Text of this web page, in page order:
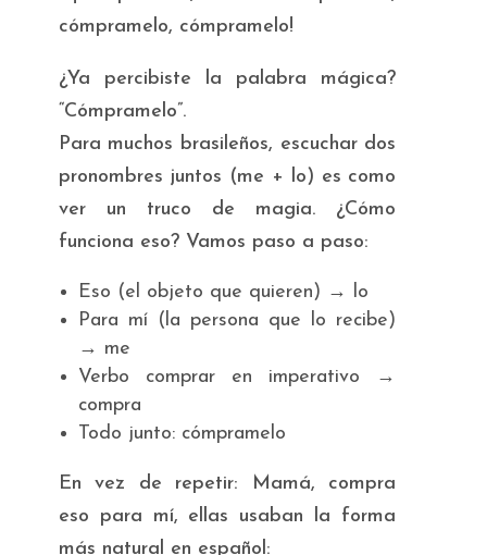
cómpramelo, cómpramelo!
¿Ya percibiste la palabra mágica?
“Cómpramelo”.
Para muchos brasileños, escuchar dos
pronombres juntos (me + lo) es como
ver un truco de magia. ¿Cómo
funciona eso? Vamos paso a paso:
Eso (el objeto que quieren) → lo
Para mí (la persona que lo recibe)
→ me
Verbo comprar en imperativo →
compra
Todo junto: cómpramelo
En vez de repetir:
Mamá, compra
eso para mí, ellas usaban la forma
más natural en español: